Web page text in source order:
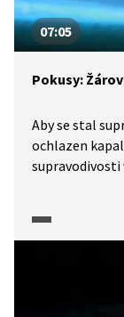
07:05
Pokusy:
Aby se stal
ochlazen
a igelitem s
elektřinu lze